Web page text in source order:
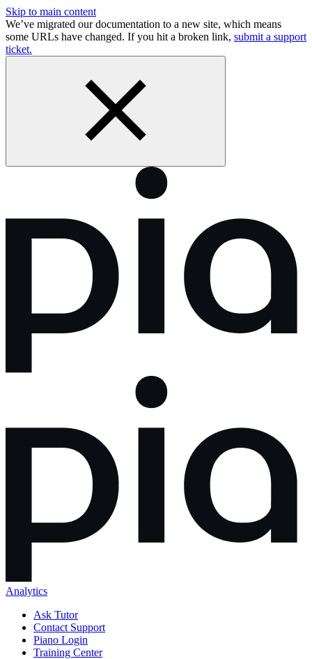
Skip to main content
We’ve migrated our documentation to a new site, which means
some URLs have changed. If you hit a broken link, submit a support
ticket.
Analytics
Ask Tutor
Contact Support
Piano Login
Training Center